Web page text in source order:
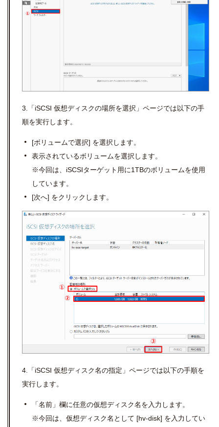
3.「iSCSI 仮想ディスクの場所を選択」ページでは以下の手
順を実行します。
[ボリュームで選択] を選択します。
表示されているボリュームを選択します。
※今回は、 iSCSIターゲット用に1TBのボリュームを使用
しています。
[次へ] をクリックします。
4.「iSCSI 仮想ディスク名の指定」ページでは以下の手順を
実行します。
「名前」欄に任意の仮想ディスク名を入力します。
※今回は、仮想ディスク名として [hv-disk] を入力してい